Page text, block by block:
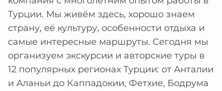
Турции. Мы живём здесь, хорошо знаем
страну, её культуру, особенности отдыха и
самые интересные маршруты. Сегодня мы
организуем экскурсии и авторские туры в
12 популярных регионах Турции: от Анталии
и Аланьи до Каппадокии, Фетхие, Бодрума